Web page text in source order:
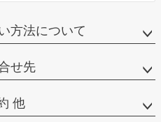
方法について
せ先
他